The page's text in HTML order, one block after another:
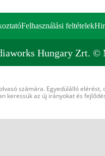
Felhasználási feltételek
Hungary Zrt.
számára. Egyedülálló elérést,
keressük az új irányokat és